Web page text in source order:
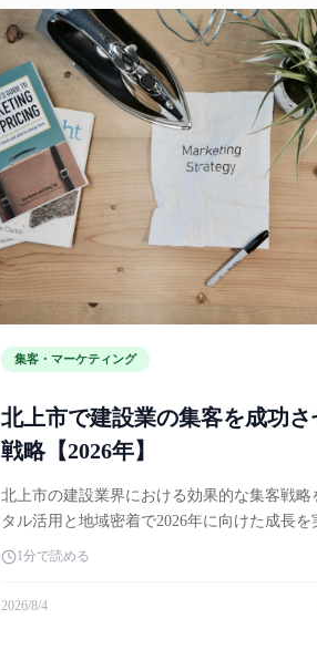
集客・マーケティング
北上市で建設業の集客を成功
戦略【2026年】
北上市の建設業界における効果的な集客戦略
タル活用と地域密着で2026年に向けた成長を
1分で読める
2026/8/4